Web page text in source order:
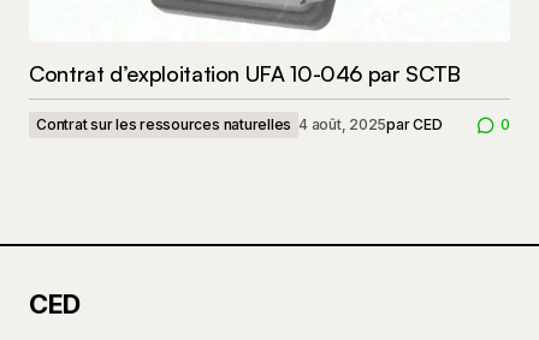
Contrat d’exploitation UFA 10-046 par SCTB
Contrat sur les ressources naturelles 4 août, 2025parCED 0
CED